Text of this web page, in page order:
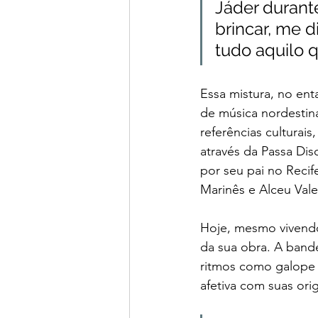
Jáder
brincar, me
tudo aquilo
Essa mistura, no
de música
referências
através da Passa
por seu pai no
Marinês e Alceu
Hoje, mesmo
da sua obra. A
ritmos como
afetiva com suas